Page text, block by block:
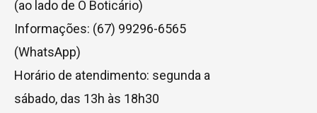
(ao lado de O Boticário)
Informações: (67) 99296-6565
(WhatsApp)
Horário de atendimento: segunda a
sábado, das 13h às 18h30